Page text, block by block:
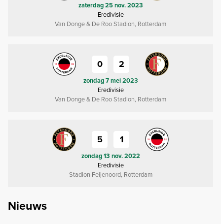
zaterdag 25 nov. 2023
Eredivisie
Van Donge & De Roo Stadion, Rotterdam
0 2
zondag 7 mei 2023
Eredivisie
Van Donge & De Roo Stadion, Rotterdam
5 1
zondag 13 nov. 2022
Eredivisie
Stadion Feijenoord, Rotterdam
Nieuws